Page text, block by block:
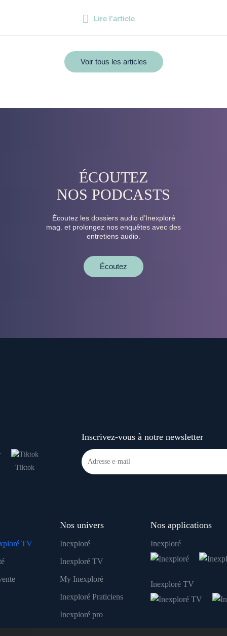
Lire l'article
Voir tous les articles
ÉCOUTEZ
NOS PODCASTS
Écoutez les dossiers audio d’Inexploré
mag. et prolongez nos enquêtes avec des
entretiens audio.
Écoutez
Tiktok
Inscrivez-vous à notre newsletter
TV
Nos univers
Inexploré
Inexploré TV
My Inexploré
Inexploré Praticiens
Inexploré pro
Nos applications
Inexploré
Inexploré TV